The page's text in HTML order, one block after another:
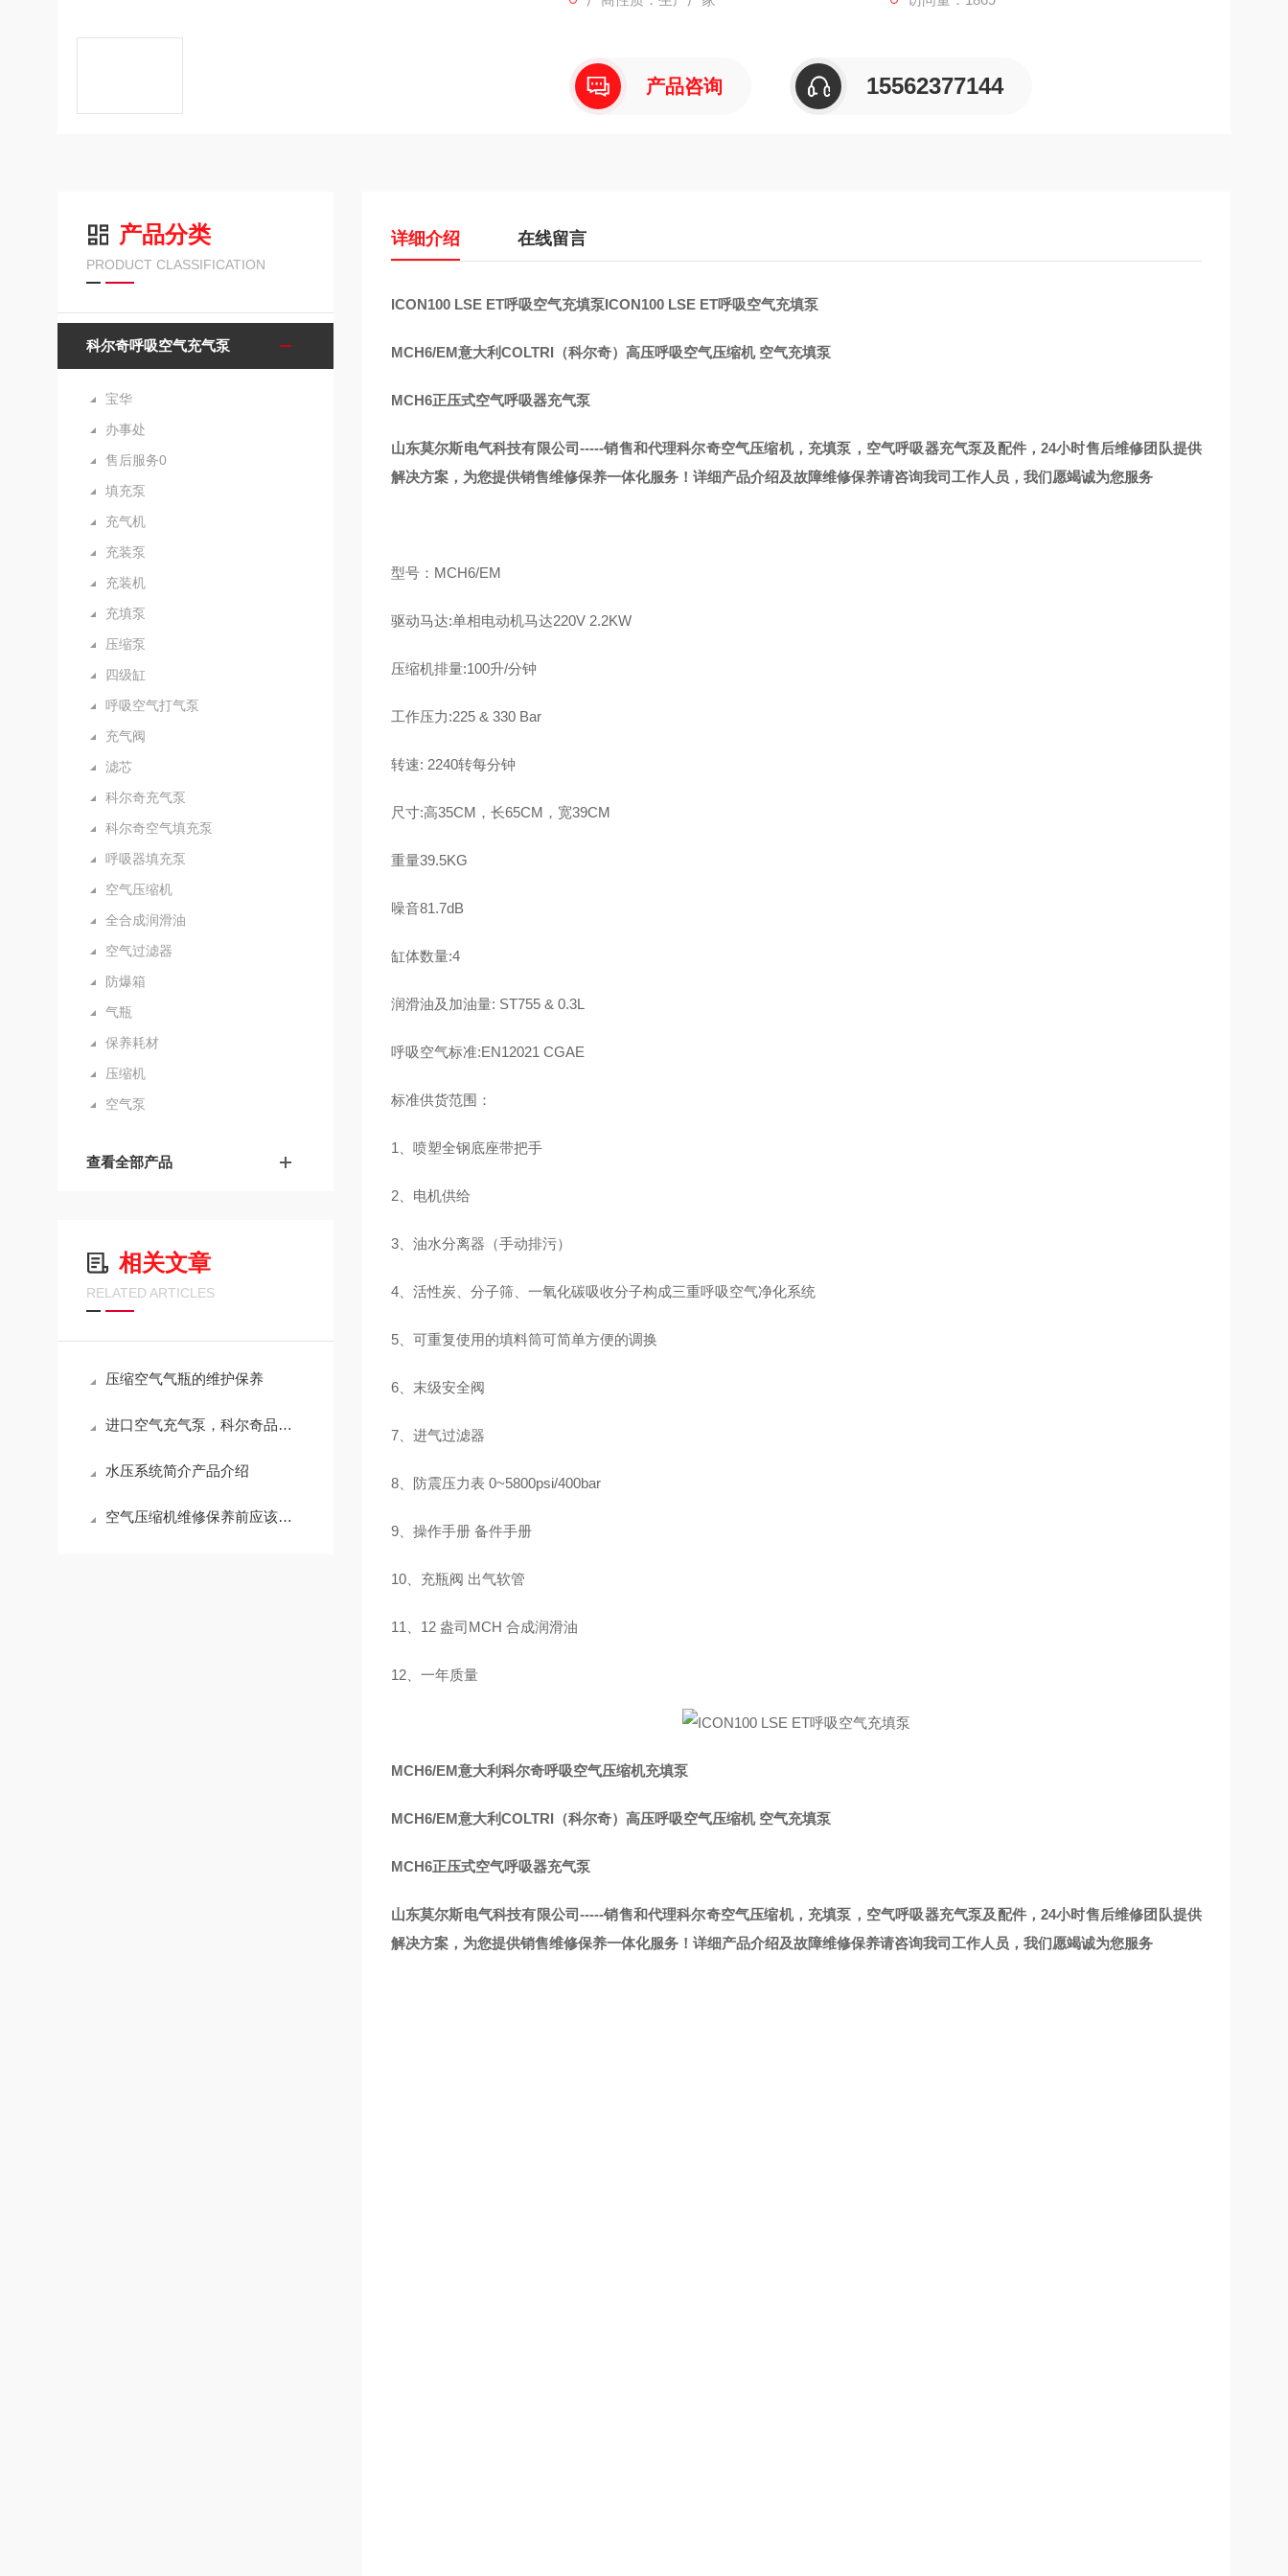
产品咨询 15562377144
产品分类
PRODUCT CLASSIFICATION
科尔奇呼吸空气充气泵
宝华
办事处
售后服务0
填充泵
充气机
充装泵
充装机
充填泵
压缩泵
四级缸
呼吸空气打气泵
充气阀
滤芯
科尔奇充气泵
科尔奇空气填充泵
呼吸器填充泵
空气压缩机
全合成润滑油
空气过滤器
防爆箱
气瓶
保养耗材
压缩机
空气泵
查看全部产品
相关文章
RELATED ARTICLES
压缩空气气瓶的维护保养
进口空气充气泵，科尔奇品牌充气泵注意事项
水压系统简介产品介绍
空气压缩机维修保养前应该做好哪些准备工作?
详细介绍 在线留言
ICON100 LSE ET呼吸空气充填泵ICON100 LSE ET呼吸空气充填泵
MCH6/EM意大利COLTRI（科尔奇）高压呼吸空气压缩机 空气充填泵
MCH6正压式空气呼吸器充气泵
山东莫尔斯电气科技有限公司-----销售和代理科尔奇空气压缩机，充填泵，空气呼吸器充气泵及配件，24小时售后维修团队提供
解决方案，为您提供销售维修保养一体化服务！详细产品介绍及故障维修保养请咨询我司工作人员，我们愿竭诚为您服务
型号：MCH6/EM
驱动马达:单相电动机马达220V 2.2KW
压缩机排量:100升/分钟
工作压力:225 & 330 Bar
转速: 2240转每分钟
尺寸:高35CM，长65CM，宽39CM
重量39.5KG
噪音81.7dB
缸体数量:4
润滑油及加油量: ST755 & 0.3L
呼吸空气标准:EN12021 CGAE
标准供货范围：
1、喷塑全钢底座带把手
2、电机供给
3、油水分离器（手动排污）
4、活性炭、分子筛、一氧化碳吸收分子构成三重呼吸空气净化系统
5、可重复使用的填料筒可简单方便的调换
6、末级安全阀
7、进气过滤器
8、防震压力表 0~5800psi/400bar
9、操作手册 备件手册
10、充瓶阀 出气软管
11、12 盎司MCH 合成润滑油
12、一年质量
MCH6/EM意大利科尔奇呼吸空气压缩机充填泵
MCH6/EM意大利COLTRI（科尔奇）高压呼吸空气压缩机 空气充填泵
MCH6正压式空气呼吸器充气泵
山东莫尔斯电气科技有限公司-----销售和代理科尔奇空气压缩机，充填泵，空气呼吸器充气泵及配件，24小时售后维修团队提供
解决方案，为您提供销售维修保养一体化服务！详细产品介绍及故障维修保养请咨询我司工作人员，我们愿竭诚为您服务